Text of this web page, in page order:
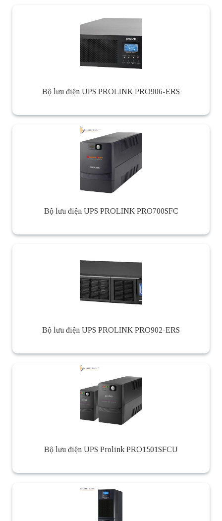
Bộ lưu điện UPS PROLINK PRO906-ERS
Bộ lưu điện UPS PROLINK PRO700SFC
Bộ lưu điện UPS PROLINK PRO902-ERS
Bộ lưu điện UPS Prolink PRO1501SFCU